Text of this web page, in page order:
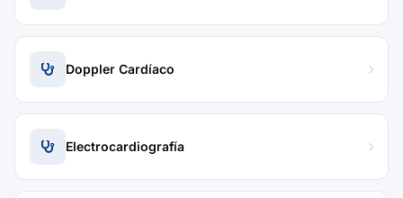
Doppler Cardíaco
Electrocardiografía